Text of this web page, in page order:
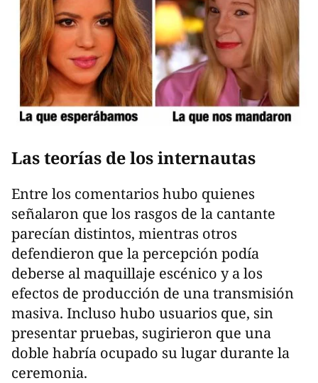
Las teorías de los internautas
Entre los comentarios hubo quienes
señalaron que los rasgos de la cantante
parecían distintos, mientras otros
defendieron que la percepción podía
deberse al maquillaje escénico y a los
efectos de producción de una transmisión
masiva. Incluso hubo usuarios que, sin
presentar pruebas, sugirieron que una
doble habría ocupado su lugar durante la
ceremonia.